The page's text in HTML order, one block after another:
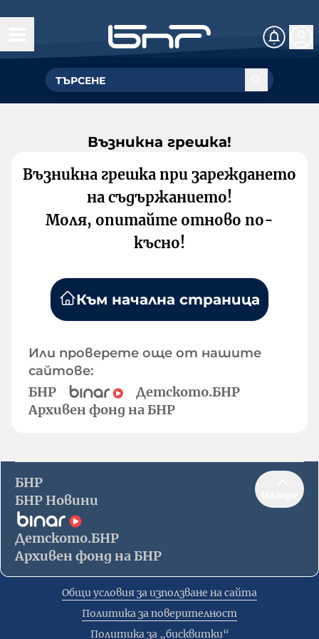
Възникна грешка!
Възникна грешка при зареждането
на съдържанието!
Моля, опитайте отново по-
късно!
Към начална страница
Или проверете още от нашите
сайтове:
БНР
Детското.БНР
Архивен фонд на БНР
БНР
БНР Новини
Детското.БНР
Архивен фонд на БНР
Общи условия за използване на сайта
Политика за поверителност
Политика за „бисквитки“